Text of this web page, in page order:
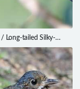
Long-tailed Silky-
/ Ptiliogonys caudatus